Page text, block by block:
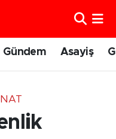
Gündem Asayiş